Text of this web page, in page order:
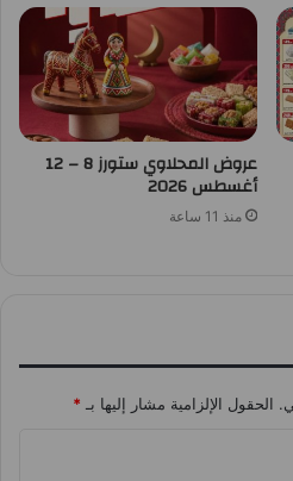
عروض المحلاوي ستورز 8 – 12
أغسطس 2026
منذ 11 ساعة
الحقول الإلزامية مشار إليها بـ *